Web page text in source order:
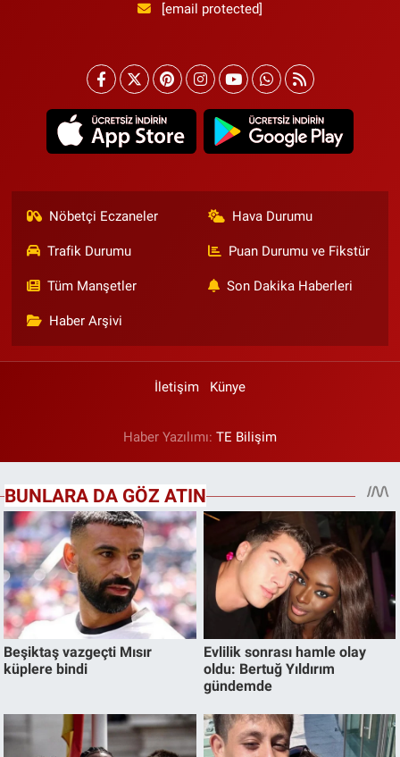
[email protected]
Nöbetçi Eczaneler Hava Durumu
Trafik Durumu Puan Durumu ve Fikstür
Tüm Manşetler Son Dakika Haberleri
Haber Arşivi
İletişim Künye
Haber Yazılımı: TE Bilişim